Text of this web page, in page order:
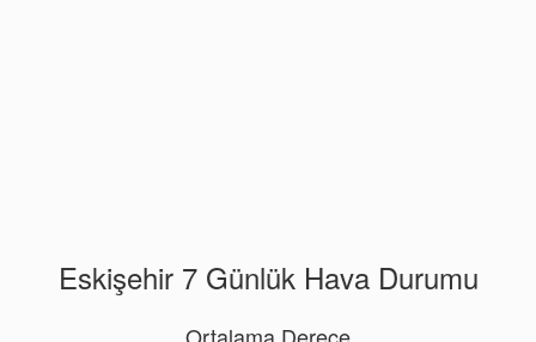
Eskişehir 7 Günlük Hava Durumu